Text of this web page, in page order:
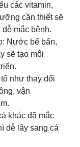
các vitamin,
cần thiết sẽ
dễ mắc bệnh.
Nước bể bẩn,
sẽ tạo môi
như thay đổi
vận
khác đã mắc
dễ lây sang cá